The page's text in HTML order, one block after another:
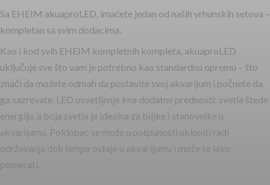
Sa EHEIM akuaproLED, imaćete jedan od naših vrhunskih setova –
kompletan sa svim dodacima.
Kao i kod svih EHEIM kompletnih kompleta, akuaproLED
uključuje sve što vam je potrebno kao standardnu opremu – što
znači da možete odmah da postavite svoj akvarijum i počnete da
ga sazrevate. LED osvetljenje ima dodatne prednosti: svetla štede
energiju, a boja svetla je idealna za biljke i stanovnike u
akvarijumu. Poklopac se može u potpunosti ukloniti radi
održavanja dok lampa ostaje u akvarijumu i može se lako
pomerati.